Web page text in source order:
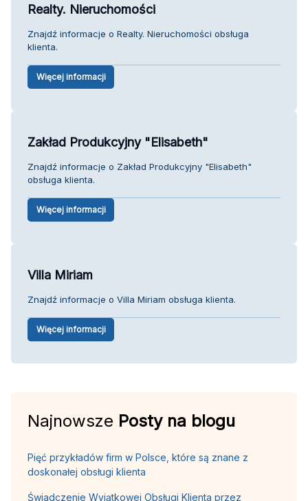
Realty. Nieruchomości
Znajdź informacje o Realty. Nieruchomości obsługa
klienta.
Więcej informacji
Zakład Produkcyjny "Elisabeth"
Znajdź informacje o Zakład Produkcyjny "Elisabeth"
obsługa klienta.
Więcej informacji
Villa Miriam
Znajdź informacje o Villa Miriam obsługa klienta.
Więcej informacji
Najnowsze Posty na blogu
Pięć przykładów firm w Polsce, które są znane z
doskonałej obsługi klienta
Świadczenie Wyjątkowej Obsługi Klienta przez